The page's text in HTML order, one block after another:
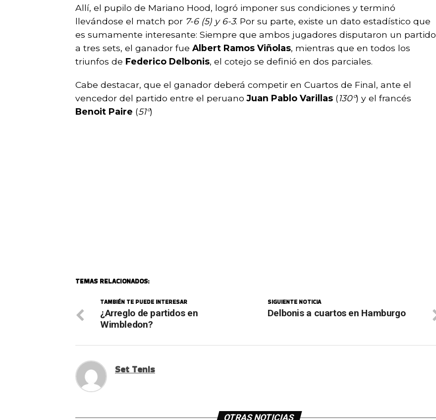
Allí, el pupilo de Mariano Hood, logró imponer sus condiciones y terminó
llevándose el match por 7-6 (5) y 6-3. Por su parte, existe un dato estadístico que
es sumamente interesante: Siempre que ambos jugadores disputaron un partido
a tres sets, el ganador fue Albert Ramos Viñolas, mientras que en todos los
triunfos de Federico Delbonis, el cotejo se definió en dos parciales.
Cabe destacar, que el ganador deberá competir en Cuartos de Final, ante el
vencedor del partido entre el peruanoJuan Pablo Varillas (130°) y el francés
Benoit Paire (51°)
TEMAS RELACIONADOS:
SIGUIENTE NOTICIA
Delbonis a cuartos en Hamburgo
TAMBIÉN TE PUEDE INTERESAR
¿Arreglo de partidos en
Wimbledon?
Set Tenis
OTRAS NOTICIAS